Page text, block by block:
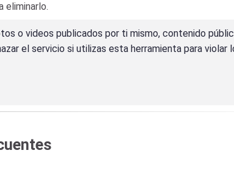
eliminarlo.
o videos publicados por ti mismo, contenido
el servicio si utilizas esta herramienta para violar